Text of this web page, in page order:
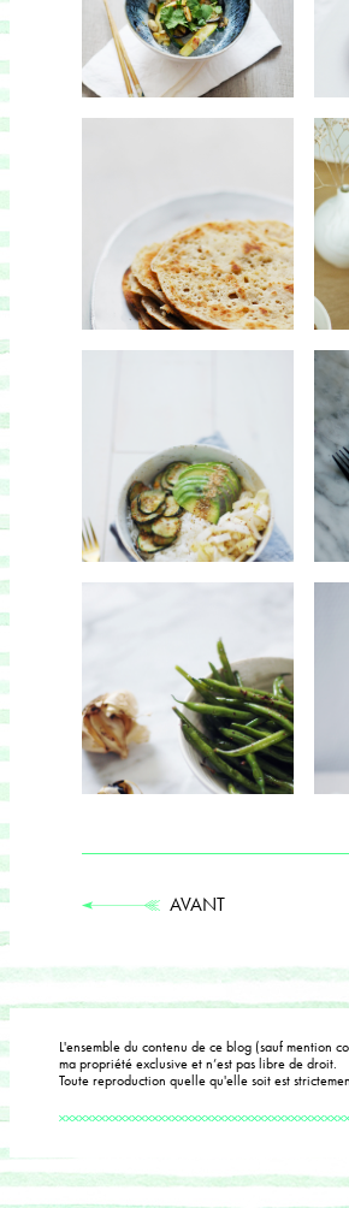
AVANT
L'ensemble du contenu de ce blog (sauf mention
ma propriété exclusive et n’est pas libre de droit.
Toute reproduction quelle qu'elle soit est